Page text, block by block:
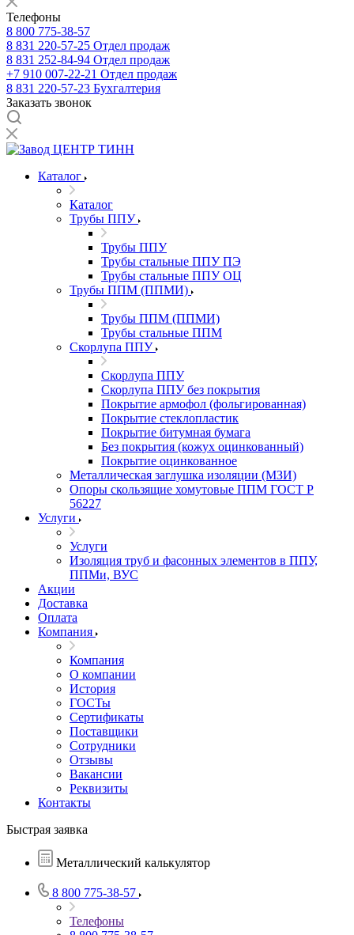
Телефоны
8 800 775-38-57
8 831 220-57-25 Отдел продаж
8 831 252-84-94 Отдел продаж
+7 910 007-22-21 Отдел продаж
8 831 220-57-23 Бухгалтерия
Заказать звонок
Каталог
Каталог
Трубы ППУ
Трубы ППУ
Трубы стальные ППУ ПЭ
Трубы стальные ППУ ОЦ
Трубы ППМ (ППМИ)
Трубы ППМ (ППМИ)
Трубы стальные ППМ
Скорлупа ППУ
Скорлупа ППУ
Скорлупа ППУ без покрытия
Покрытие армофол (фольгированная)
Покрытие стеклопластик
Покрытие битумная бумага
Без покрытия (кожух оцинкованный)
Покрытие оцинкованное
Металлическая заглушка изоляции (МЗИ)
Опоры скользящие хомутовые ППМ ГОСТ Р
56227
Услуги
Услуги
Изоляция труб и фасонных элементов в ППУ,
ППМи, ВУС
Акции
Доставка
Оплата
Компания
Компания
О компании
История
ГОСТы
Сертификаты
Поставщики
Сотрудники
Отзывы
Вакансии
Реквизиты
Контакты
Быстрая заявка
Металлический калькулятор
8 800 775-38-57
Телефоны